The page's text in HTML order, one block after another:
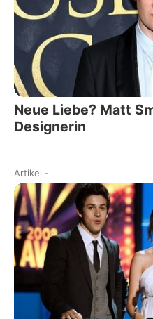
Neue Liebe? Matt
Designerin
Artikel -